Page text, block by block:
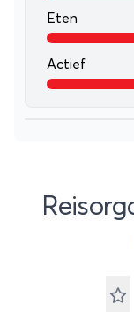
Eten
Actief